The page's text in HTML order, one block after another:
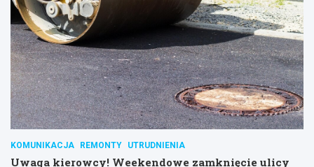
KOMUNIKACJA REMONTY UTRUDNIENIA
Uwaga kierowcy! Weekendowe zamknięcie ulicy